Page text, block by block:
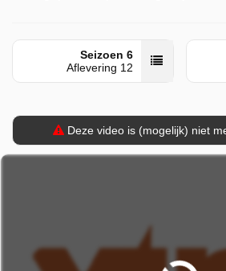
Seizoen 6
Aflevering 12
Deze video is (mogelijk) niet